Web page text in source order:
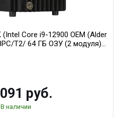
Core i9-12900 OEM (Alder
T2/ 64 ГБ ОЗУ (2 модуля)/
OC 16GB GDDR7 256bit 3xDP
руб.
В наличии